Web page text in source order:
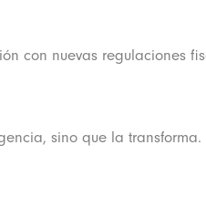
con nuevas regulaciones
sino que la